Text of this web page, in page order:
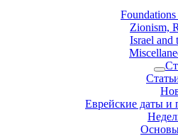
Zionism,
Israel and
Еврейские даты и